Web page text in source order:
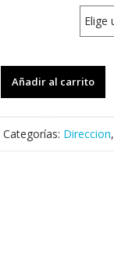
Añadir al carrito
Categorías: Direccion,